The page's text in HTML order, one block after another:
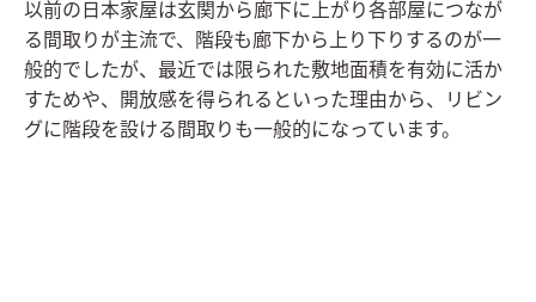
以前の日本家屋は玄関から廊下に上がり各部屋につなが
る間取りが主流で、階段も廊下から上り下りするのが一
般的でしたが、最近では限られた敷地面積を有効に活か
すためや、開放感を得られるといった理由から、リビン
グに階段を設ける間取りも一般的になっています。